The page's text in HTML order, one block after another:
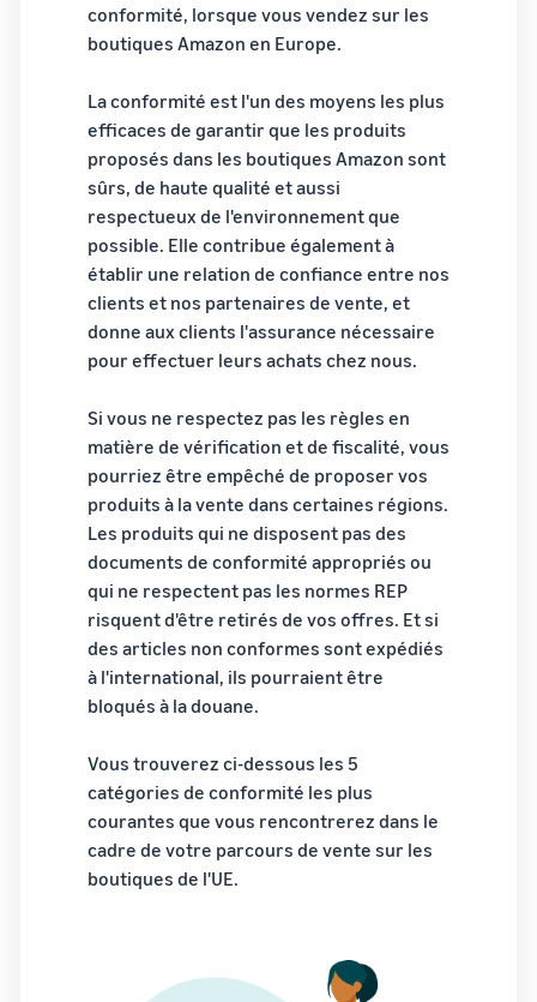
locale en
une
prospère.
Une histoire
vraie, une
croissance
réelle.
Pourriez-
vous être le
prochain?
Réduisez
vos frais
d'expédition
pour vos
produits à
bas prix
Découvrez les
tarifs Prix bas
Expédié par
Amazon pour les
dont le prix est
€20.
votre
marque
d'Amazon
pour accéder
à une suite
d'outils de
marque et à
des
avantages de
protection
à vendre
catégorie de produits
Découvrez ce qui se vend
Comment vendre de la
nourriture pour
animaux en ligne
Développez votre
entreprise d'aliments pour
animaux
Comment vendre des
alimentaires en ligne
Développez vos ventes de
compléments alimentaires
Comment vendre des
écouteurs en ligne
Vendez des écouteurs à des
clients du monde entier
Comment vendre des T-
shirts en ligne
de T-shirts
conformité, lorsque vous vendez sur les
boutiques Amazon en Europe.
La conformité est l'un des moyens les plus
efficaces de garantir que les produits
proposés dans les boutiques Amazon sont
sûrs, de haute qualité et aussi
respectueux de l'environnement que
possible. Elle contribue également à
établir une relation de confiance entre nos
clients et nos partenaires de vente, et
donne aux clients l'assurance nécessaire
pour effectuer leurs achats chez nous.
Si vous ne respectez pas les règles en
matière de vérification et de fiscalité, vous
pourriez être empêché de proposer vos
produits à la vente dans certaines régions.
Les produits qui ne disposent pas des
documents de conformité appropriés ou
qui ne respectent pas les normes REP
risquent d'être retirés de vos offres. Et si
des articles non conformes sont expédiés
à l'international, ils pourraient être
bloqués à la douane.
Vous trouverez ci-dessous les 5
catégories de conformité les plus
courantes que vous rencontrerez dans le
cadre de votre parcours de vente sur les
boutiques de l'UE.